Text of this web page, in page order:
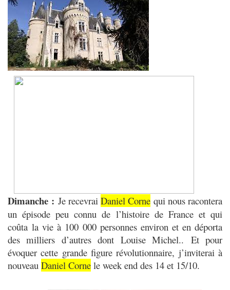
Dimanche : Je recevrai Daniel Corne qui nous racontera
un épisode peu connu de l’histoire de France et qui
coûta la vie à 100 000 personnes environ et en déporta
des milliers d’autres dont Louise Michel.. Et pour
évoquer cette grande figure révolutionnaire, j’inviterai à
nouveau Daniel Corne le week end des 14 et 15/10.